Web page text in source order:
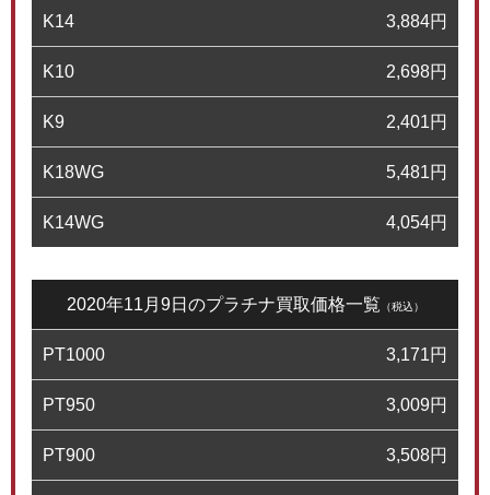
K14 3,884円
K10 2,698円
K9 2,401円
K18WG 5,481円
K14WG 4,054円
2020年11月9日のプラチナ買取価格一覧 （税込）
PT1000 3,171円
PT950 3,009円
PT900 3,508円